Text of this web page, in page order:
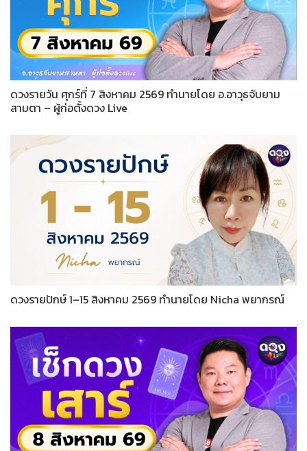
ดวงรายวัน ศุกร์ที่ 7 สิงหาคม 2569 ทำนายโดย อ.อาวุธจับยาม
สามตา – ผู้ก่อตั้งดวง Live
ดวงรายปักษ์ 1–15 สิงหาคม 2569 ทำนายโดย Nicha พยากรณ์